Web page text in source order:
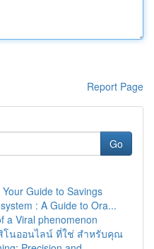
Report Page
Go
Guide to Savings
: A Guide to Ora...
a Viral phenomenon
โนออนไลน์ ที่ใช่ สำหรับคุณ